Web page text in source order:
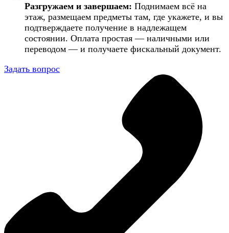
Разгружаем и завершаем: Поднимаем всё на
этаж, размещаем предметы там, где укажете, и вы
подтверждаете получение в надлежащем
состоянии. Оплата простая — наличными или
переводом — и получаете фискальный документ.
Задать вопрос